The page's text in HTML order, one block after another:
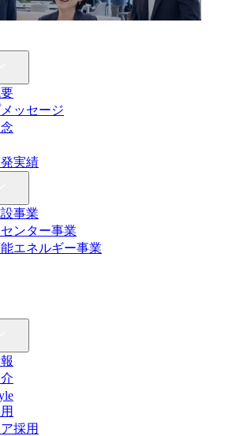
メッセージ
実績
事業
ンター事業
エネルギー事業
採用